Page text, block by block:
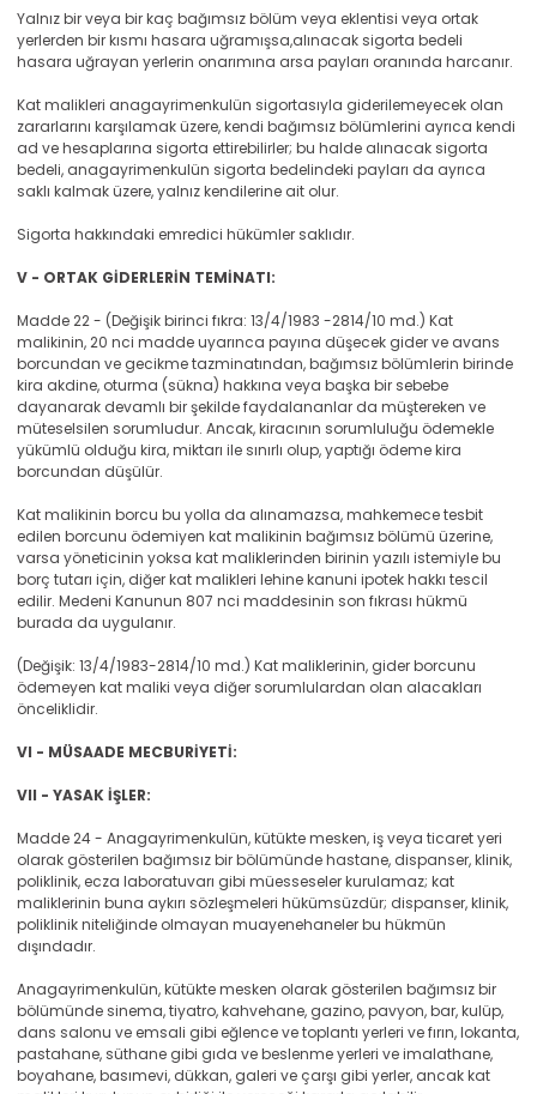
Yalnız bir veya bir kaç bağımsız bölüm veya eklentisi veya ortak
yerlerden bir kısmı hasara uğramışsa,alınacak sigorta bedeli
hasara uğrayan yerlerin onarımına arsa payları oranında harcanır.
Kat malikleri anagayrimenkulün sigortasıyla giderilemeyecek olan
zararlarını karşılamak üzere, kendi bağımsız bölümlerini ayrıca kendi
ad ve hesaplarına sigorta ettirebilirler; bu halde alınacak sigorta
bedeli, anagayrimenkulün sigorta bedelindeki payları da ayrıca
saklı kalmak üzere, yalnız kendilerine ait olur.
Sigorta hakkındaki emredici hükümler saklıdır.
V - ORTAK GİDERLERİN TEMİNATI:
Madde 22 - (Değişik birinci fıkra: 13/4/1983 -2814/10 md.) Kat
malikinin, 20 nci madde uyarınca payına düşecek gider ve avans
borcundan ve gecikme tazminatından, bağımsız bölümlerin birinde
kira akdine, oturma (sükna) hakkına veya başka bir sebebe
dayanarak devamlı bir şekilde faydalananlar da müştereken ve
müteselsilen sorumludur. Ancak, kiracının sorumluluğu ödemekle
yükümlü olduğu kira, miktarı ile sınırlı olup, yaptığı ödeme kira
borcundan düşülür.
Kat malikinin borcu bu yolla da alınamazsa, mahkemece tesbit
edilen borcunu ödemiyen kat malikinin bağımsız bölümü üzerine,
varsa yöneticinin yoksa kat maliklerinden birinin yazılı istemiyle bu
borç tutarı için, diğer kat malikleri lehine kanuni ipotek hakkı tescil
edilir. Medeni Kanunun 807 nci maddesinin son fıkrası hükmü
burada da uygulanır.
(Değişik: 13/4/1983-2814/10 md.) Kat maliklerinin, gider borcunu
ödemeyen kat maliki veya diğer sorumlulardan olan alacakları
önceliklidir.
VI - MÜSAADE MECBURİYETİ:
VII - YASAK İŞLER:
Madde 24 - Anagayrimenkulün, kütükte mesken, iş veya ticaret yeri
olarak gösterilen bağımsız bir bölümünde hastane, dispanser, klinik,
poliklinik, ecza laboratuvarı gibi müesseseler kurulamaz; kat
maliklerinin buna aykırı sözleşmeleri hükümsüzdür; dispanser, klinik,
poliklinik niteliğinde olmayan muayenehaneler bu hükmün
dışındadır.
Anagayrimenkulün, kütükte mesken olarak gösterilen bağımsız bir
bölümünde sinema, tiyatro, kahvehane, gazino, pavyon, bar, kulüp,
dans salonu ve emsali gibi eğlence ve toplantı yerleri ve fırın, lokanta,
pastahane, süthane gibi gıda ve beslenme yerleri ve imalathane,
boyahane, basımevi, dükkan, galeri ve çarşı gibi yerler, ancak kat